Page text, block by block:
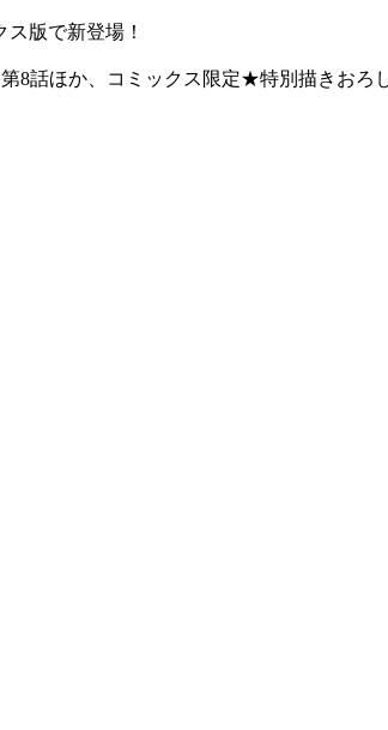
版で新登場！
8話ほか、コミックス限定★特別描きおろ